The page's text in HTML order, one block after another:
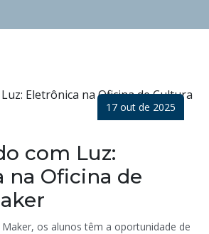
17 out de 2025
com Luz:
na Oficina de
os alunos têm a oportunidade de